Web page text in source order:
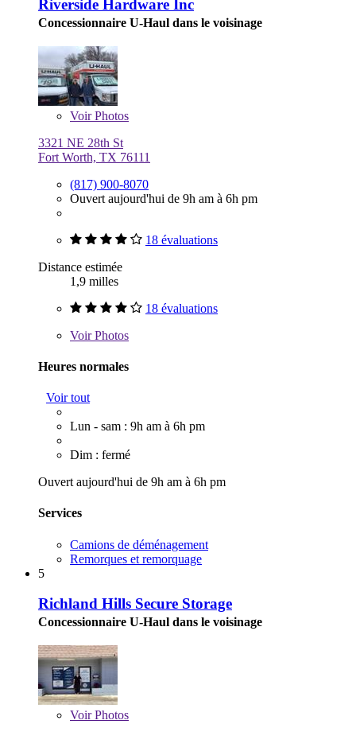
Riverside Hardware Inc
Concessionnaire U-Haul dans le voisinage
VoirPhotos
3321 NE 28th St
Fort Worth, TX 76111
(817) 900-8070
Ouvert aujourd'hui de 9h am à 6h pm
18 évaluations
Distance estimée
1,9 milles
18 évaluations
VoirPhotos
Heures normales
Voir tout
Lun - sam : 9h am à 6h pm
Dim : fermé
Ouvert aujourd'hui de 9h am à 6h pm
Services
Camions de déménagement
Remorques et remorquage
5
Richland Hills Secure Storage
Concessionnaire U-Haul dans le voisinage
VoirPhotos